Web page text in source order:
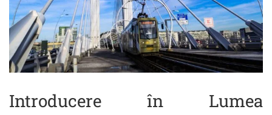
Introducere în Lumea